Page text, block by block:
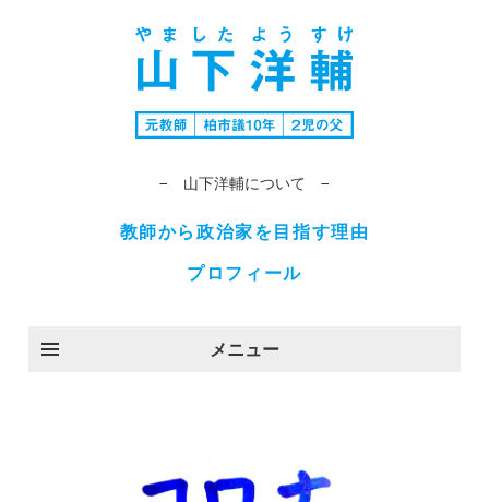
− 山下洋輔について −
教師から政治家を目指す理由
プロフィール
メニュー